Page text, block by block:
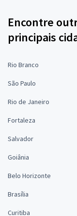
Encontre
principais
Rio Branco
São Paulo
Rio de Janeiro
Fortaleza
Salvador
Goiânia
Belo Horizonte
Brasília
Curitiba